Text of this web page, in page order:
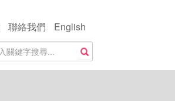
聯絡我們
English
搜尋